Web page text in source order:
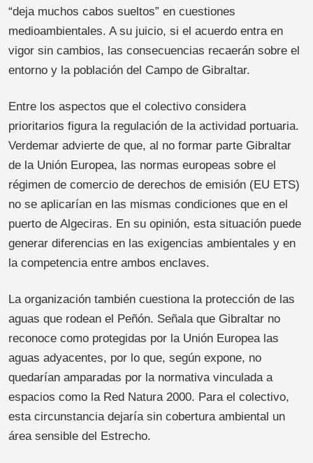
“deja muchos cabos sueltos” en cuestiones
medioambientales. A su juicio, si el acuerdo entra en
vigor sin cambios, las consecuencias recaerán sobre el
entorno y la población del Campo de Gibraltar.
Entre los aspectos que el colectivo considera
prioritarios figura la regulación de la actividad portuaria.
Verdemar advierte de que, al no formar parte Gibraltar
de la Unión Europea, las normas europeas sobre el
régimen de comercio de derechos de emisión (EU ETS)
no se aplicarían en las mismas condiciones que en el
puerto de Algeciras. En su opinión, esta situación puede
generar diferencias en las exigencias ambientales y en
la competencia entre ambos enclaves.
La organización también cuestiona la protección de las
aguas que rodean el Peñón. Señala que Gibraltar no
reconoce como protegidas por la Unión Europea las
aguas adyacentes, por lo que, según expone, no
quedarían amparadas por la normativa vinculada a
espacios como la Red Natura 2000. Para el colectivo,
esta circunstancia dejaría sin cobertura ambiental un
área sensible del Estrecho.